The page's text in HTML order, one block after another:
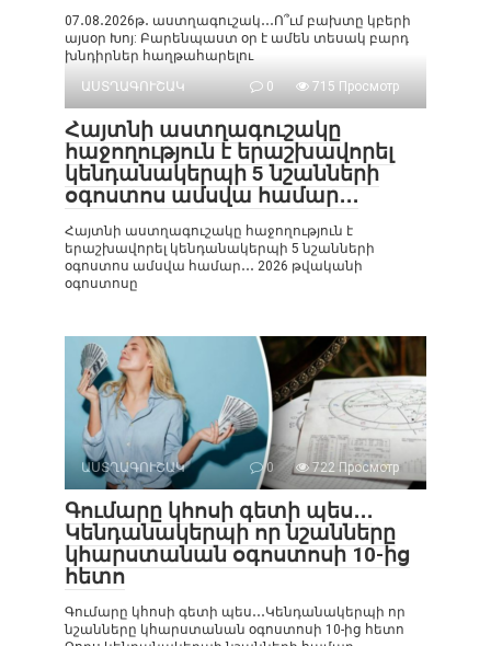
07․08․2026թ․ աստղագուշակ․․․Ո՞ւմ բախտը կբերի
այսօր Խոյ: Բարենպաստ օր է ամեն տեսակ բարդ
խնդիրներ հաղթահարելու
ԱՍՏՂԱԳՈՒՇԱԿ
0 715 Просмотр
Հայտնի աստղագուշակը
հաջողություն է երաշխավորել
կենդանակերպի 5 նշանների
օգոստոս ամսվա համար․․․
Հայտնի աստղագուշակը հաջողություն է
երաշխավորել կենդանակերպի 5 նշանների
օգոստոս ամսվա համար․․․ 2026 թվականի
օգոստոսը
ԱՍՏՂԱԳՈՒՇԱԿ 0 722 Просмотр
Գումարը կհոսի գետի պես․․․
Կենդանակերպի որ նշանները
կհարստանան օգոստոսի 10-ից
հետո
Գումարը կհոսի գետի պես․․․Կենդանակերպի որ
նշանները կհարստանան օգոստոսի 10-ից հետո